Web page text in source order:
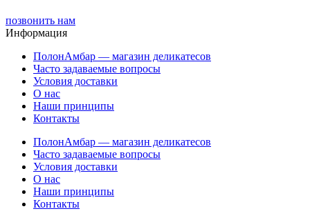
позвонить нам
Информация
ПолонАмбар — магазин деликатесов
Часто задаваемые вопросы
Условия доставки
О нас
Наши принципы
Контакты
ПолонАмбар — магазин деликатесов
Часто задаваемые вопросы
Условия доставки
О нас
Наши принципы
Контакты